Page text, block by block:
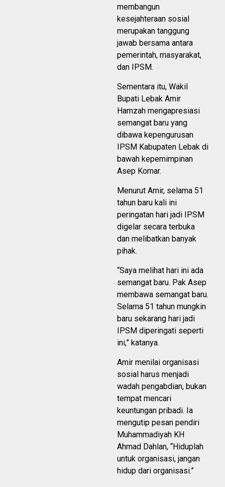
membangun
kesejahteraan sosial
merupakan tanggung
jawab bersama antara
pemerintah, masyarakat,
dan IPSM.
Sementara itu, Wakil
Bupati Lebak Amir
Hamzah mengapresiasi
semangat baru yang
dibawa kepengurusan
IPSM Kabupaten Lebak di
bawah kepemimpinan
Asep Komar.
Menurut Amir, selama 51
tahun baru kali ini
peringatan hari jadi IPSM
digelar secara terbuka
dan melibatkan banyak
pihak.
“Saya melihat hari ini ada
semangat baru. Pak Asep
membawa semangat baru.
Selama 51 tahun mungkin
baru sekarang hari jadi
IPSM diperingati seperti
ini,” katanya.
Amir menilai organisasi
sosial harus menjadi
wadah pengabdian, bukan
tempat mencari
keuntungan pribadi. Ia
mengutip pesan pendiri
Muhammadiyah KH
Ahmad Dahlan, “Hiduplah
untuk organisasi, jangan
hidup dari organisasi.”